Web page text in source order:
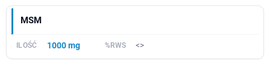
MSM
1000 mg <>